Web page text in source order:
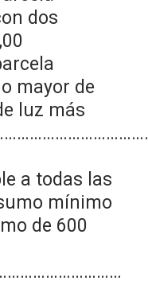
dos
mayor de
luz más
a todas las
mínimo
de 600